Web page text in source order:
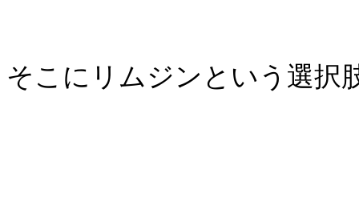
そこにリムジンという選択